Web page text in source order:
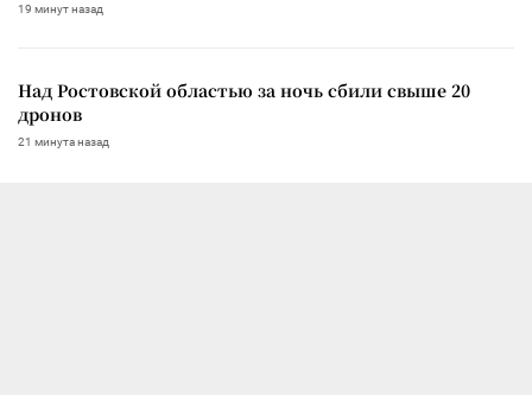
19 минут назад
Над Ростовской областью за ночь сбили свыше 20
дронов
21 минута назад